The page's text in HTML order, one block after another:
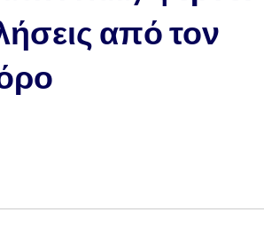
από τον